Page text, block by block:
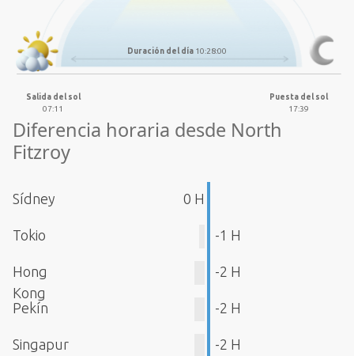
Duración del día 10:28:00
Salida del sol
07:11
Puesta del sol
17:39
Diferencia horaria desde North
Fitzroy
Sídney 0 H
Tokio -1 H
Hong
Kong
-2 H
Pekín -2 H
Singapur -2 H